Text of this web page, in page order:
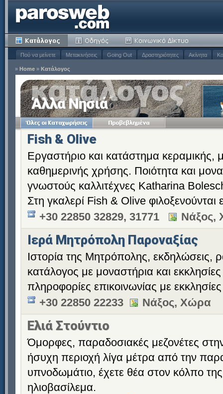
Πού να μείνετε Μετακινήσεις Going Out Δραστηριότητες Ακίνητα
» Home » Κατάλογος
Άλλα Νησιά
Fish & Olive
Εργαστήριο και κατάστημα κεραμικής,
καθημερινής χρήσης. Ποιότητα και
γνωστούς καλλιτέχνες Katharina
Στη γκαλερί Fish & Olive φιλοξενούνται
+30 22850 32829, 31771
Νάξος,
Ιερά Μητρόπολη Παροναξίας
Ιστορία της Μητρόπολης, εκδηλώσεις,
κατάλογος με μοναστήρια και
πληροφορίες επικοινωνίας με εκκλησίες
+30 22850 22233
Νάξος, Χώρα
Ελιά Στούντιο
Όμορφες, παραδοσιακές μεζονέτες
ήσυχη περιοχή λίγα μέτρα από την
υπνοδωμάτιο, έχετε θέα στον κόλπο της
ηλιοβασίλεμα.